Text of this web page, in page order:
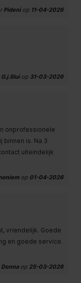
Pideniop 11-04-2026
G.j.Sluiop 31-03-2026
onprofessionele
binnen is. Na 3
uiteindelijk
op 01-04-2026
vriendelijk. Goede
en goede service.
Donnaop 25-03-2026